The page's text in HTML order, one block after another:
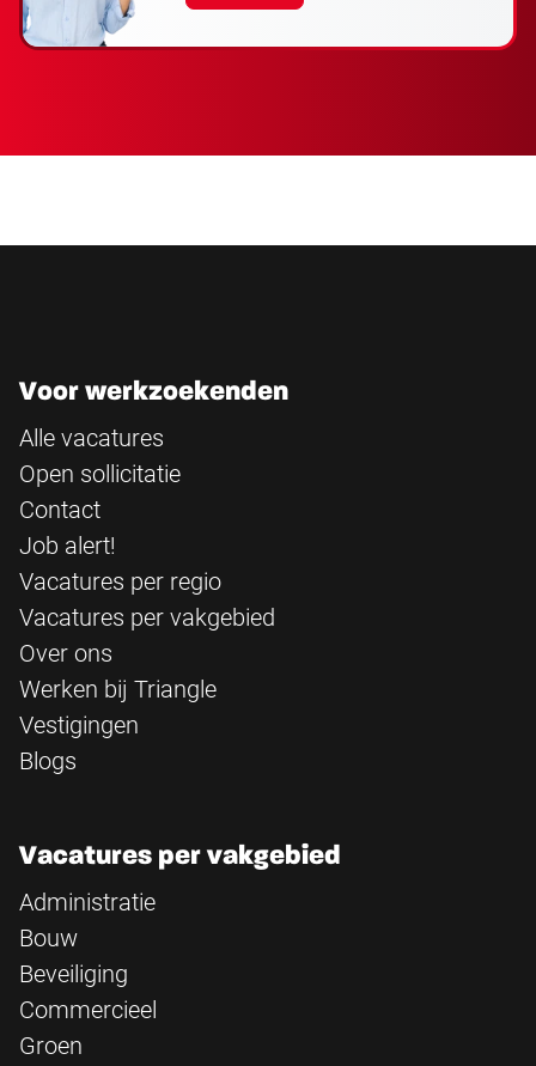
Voor werkzoekenden
Alle vacatures
Open sollicitatie
Contact
Job alert!
Vacatures per regio
Vacatures per vakgebied
Over ons
Werken bij Triangle
Vestigingen
Blogs
Vacatures per vakgebied
Administratie
Bouw
Beveiliging
Commercieel
Groen